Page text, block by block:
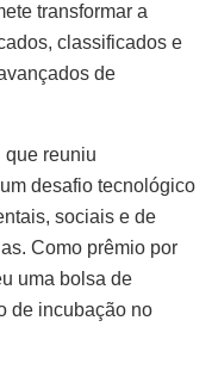
transformar a
classificados e
de
que reuniu
desafio tecnológico
sociais e de
Como prêmio por
uma bolsa de
de incubação no